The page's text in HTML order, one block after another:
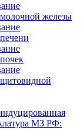
железы
МЗ РФ: